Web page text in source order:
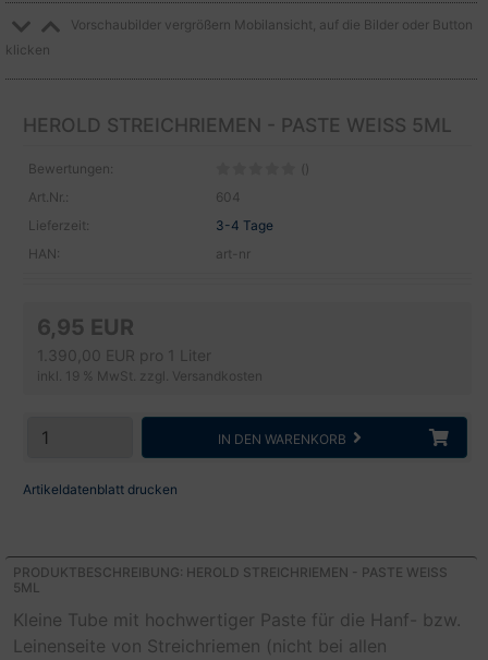
Vorschaubilder vergrößern Mobilansicht, auf die Bilder oder Button
klicken
HEROLD STREICHRIEMEN - PASTE WEISS 5ML
Bewertungen:
()
Art.Nr.:
604
Lieferzeit:
3-4 Tage
HAN:
art-nr
6,95 EUR
1.390,00 EUR pro 1 Liter
inkl. 19 % MwSt. zzgl. Versandkosten
IN DEN WARENKORB
Artikeldatenblatt drucken
PRODUKTBESCHREIBUNG: HEROLD STREICHRIEMEN - PASTE WEISS 5
ML
Kleine Tube mit hochwertiger Paste für die Hanf- bzw.
Leinenseite von Streichriemen (nicht bei allen